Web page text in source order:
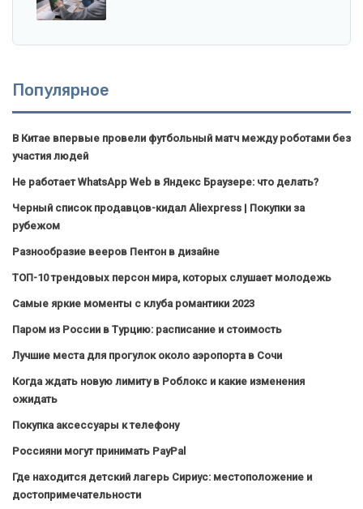
Популярное
В Китае впервые провели футбольный матч между роботами без
участия людей
Не работает WhatsApp Web в Яндекс Браузере: что делать?
Черный список продавцов-кидал Aliexpress | Покупки за
рубежом
Разнообразие вееров Пентон в дизайне
ТОП-10 трендовых персон мира, которых слушает молодежь
Самые яркие моменты с клуба романтики 2023
Паром из России в Турцию: расписание и стоимость
Лучшие места для прогулок около аэропорта в Сочи
Когда ждать новую лимиту в Роблокс и какие изменения
ожидать
Покупка аксессуары к телефону
Россияни могут принимать PayPal
Где находится детский лагерь Сириус: местоположение и
достопримечательности